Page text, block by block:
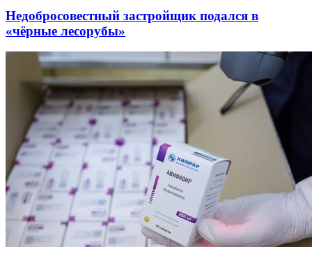
Недобросовестный застройщик подался в
«чёрные лесорубы»